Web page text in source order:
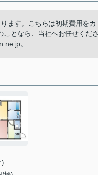
ます。こちらは初期費用をカ
となら、当社へお任せくださ
。
)